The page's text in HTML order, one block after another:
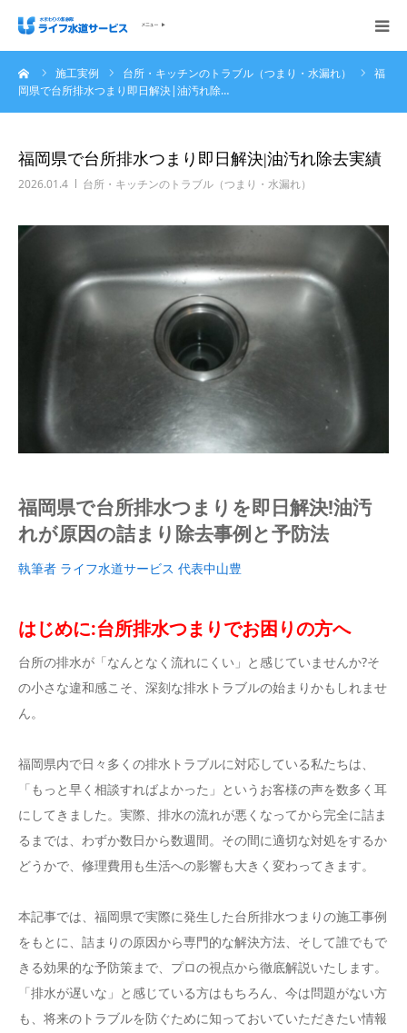
施工実例 台所・キッチンのトラブル（つまり・水漏れ）
福
岡県で台所排水つまり即日解決|油汚れ除…
福岡県で台所排水つまり即日解決|油汚れ除去実績
2026.01.4 台所・キッチンのトラブル（つまり・水漏れ）
福岡県で台所排水つまりを即日解決!油汚
れが原因の詰まり除去事例と予防法
執筆者 ライフ水道サービス 代表中山豊
はじめに:台所排水つまりでお困りの方へ
台所の排水が「なんとなく流れにくい」と感じていませんか?そ
の小さな違和感こそ、深刻な排水トラブルの始まりかもしれませ
ん。
福岡県内で日々多くの排水トラブルに対応している私たちは、
「もっと早く相談すればよかった」というお客様の声を数多く耳
にしてきました。実際、排水の流れが悪くなってから完全に詰ま
るまでは、わずか数日から数週間。その間に適切な対処をするか
どうかで、修理費用も生活への影響も大きく変わってきます。
本記事では、福岡県で実際に発生した台所排水つまりの施工事例
をもとに、詰まりの原因から専門的な解決方法、そして誰でもで
きる効果的な予防策まで、プロの視点から徹底解説いたします。
「排水が遅いな」と感じている方はもちろん、今は問題がない方
も、将来のトラブルを防ぐために知っておいていただきたい情報
会社概要
ご依頼の流れ
サービス内容・料金
ご相談無料お問い合わせください